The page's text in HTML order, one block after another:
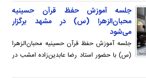
جلسه آموزش حفظ قرآن حسینیه
محبان‌الزهرا (س) در مشهد برگزار
می‌شود
جلسه آموزش حفظ قرآن حسینیه محبان‌الزهرا
(س) با حضور استاد رضا عابدین‌زاده امشب در